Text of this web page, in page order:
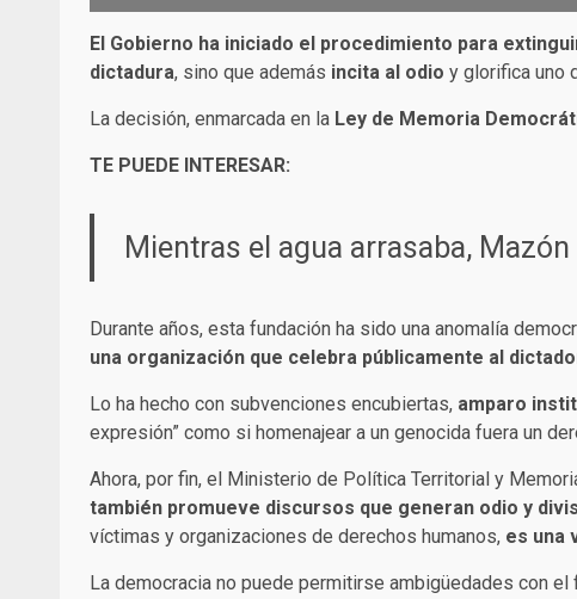
El Gobierno ha iniciado el procedimiento para
dictadura, sino que además incita al odio y glorifica uno
La decisión, enmarcada en la Ley de Memoria
TE PUEDE INTERESAR:
Mientras el agua arrasaba,
Durante años, esta fundación ha sido una anomalía
una organización que celebra públicamente al
Lo ha hecho con subvenciones encubiertas, amparo
expresión” como si homenajear a un genocida fuera un
Ahora, por fin, el Ministerio de Política Territorial y
también promueve discursos que generan odio y
víctimas y organizaciones de derechos humanos, es una
La democracia no puede permitirse ambigüedades con